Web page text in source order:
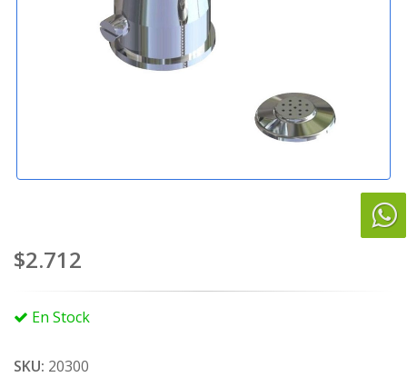
$2.712
En Stock
SKU: 20300